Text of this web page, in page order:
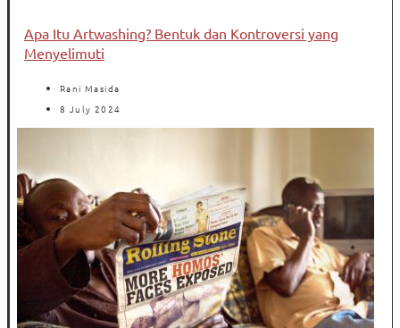
Apa Itu Artwashing? Bentuk dan Kontroversi yang
Menyelimuti
Rani Masida
8 July 2024